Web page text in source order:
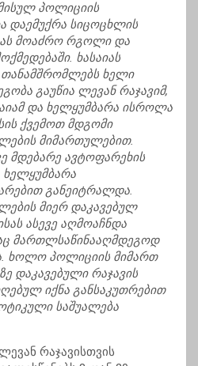
პოლიციის
დაემუქრა სიცოცხლის
მოაძრო რგოლი და
ხასაიას
თანამშრომლებს ხელი
გაუწია ლევან რაჯავიმ,
და ხელყუმბარა ისროლა
ქვემოთ მდგომი
მიმართულებით.
მდებარე ავტოფარეხის
განეიტრალდა.
მიერ დაკავებულ
ასევე აღმოაჩნდა
მართლსაწინააღმდეგოდ
ხოლო პოლიციის მიმართ
დაკავებული რაჯავის
იქნა განსაკუთრებით
საშუალება
რაჯავისთვის